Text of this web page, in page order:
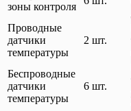
зоны контроля
Проводные
датчики
температуры
2 шт.
Беспроводные
датчики
температуры
6 шт.